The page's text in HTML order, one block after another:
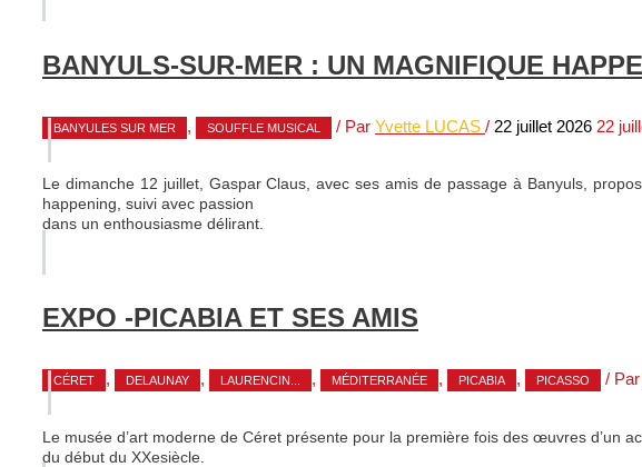
BANYULS-SUR-MER : UN MAGNIFIQUE
BANYULES SUR MER , SOUFFLE MUSICAL / Par Yvette LUCAS / 22 juillet 2026 22
Le dimanche 12 juillet, Gaspar Claus, avec ses amis de passage à Banyuls,
happening, suivi avec passion
dans un enthousiasme délirant.
EXPO -PICABIA ET SES AMIS
CÉRET , DELAUNAY , LAURENCIN... , MÉDITERRANÉE , PICABIA , PICASSO / Par
Le musée d’art moderne de Céret présente pour la première fois des œuvres d’un
du début du XXesiècle.